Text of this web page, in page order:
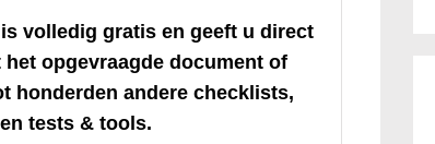
volledig gratis en geeft u direct
opgevraagde document of
honderden andere checklists,
tests & tools.